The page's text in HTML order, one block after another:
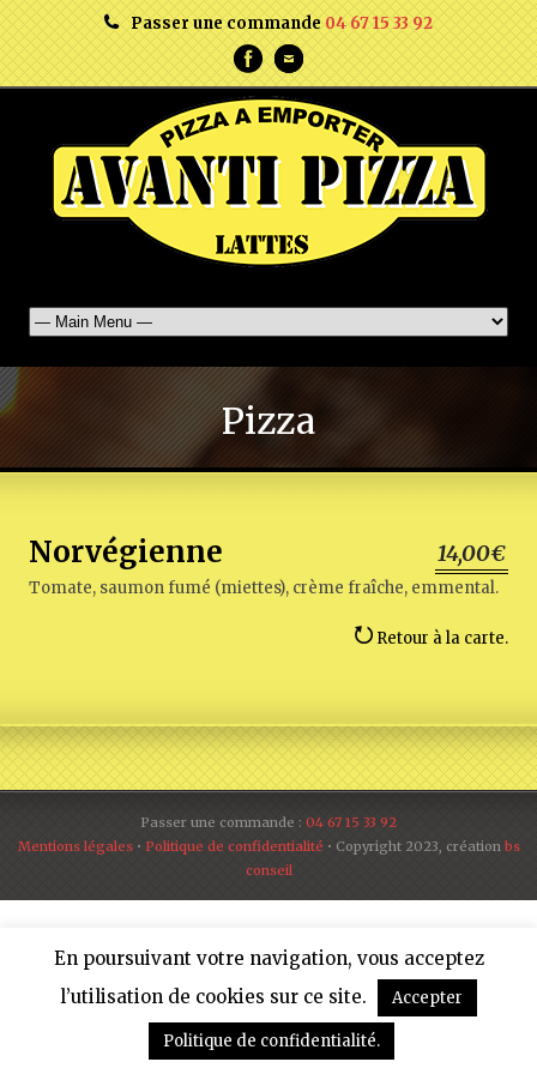
Passer une commande04 67 15 33 92
Pizza
Norvégienne 14,00€
Tomate, saumon fumé (miettes), crème fraîche, emmental.
Retour à la carte.
Passer une commande : 04 67 15 33 92
Mentions légales• Politique de confidentialité • Copyright 2023, création bs
conseil
En poursuivant votre navigation, vous acceptez
l’utilisation de cookies sur ce site.
Accepter
Politique de confidentialité.